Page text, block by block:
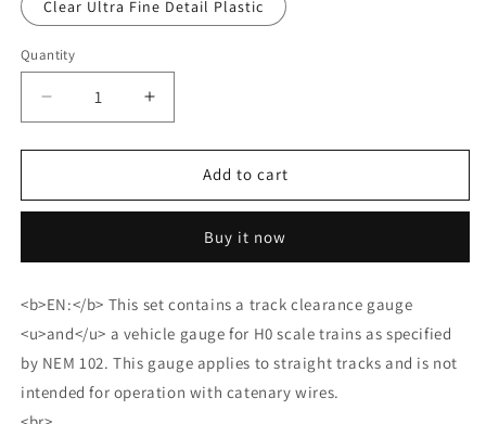
Clear Ultra Fine Detail Plastic
Quantity
Decrease
quantity
for
H0
gauge
Increase
quantity
for
NEM102
H0
clearance
gauge
Add to cart
Buy it now
<b>EN:</b> This set contains a track clearance gauge
<u>and</u> a vehicle gauge for H0 scale trains as specified
by NEM 102. This gauge applies to straight tracks and is not
intended for operation with catenary wires.